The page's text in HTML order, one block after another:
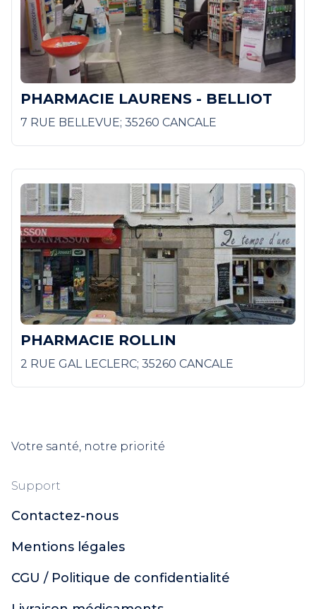
PHARMACIE LAURENS - BELLIOT
7 RUE BELLEVUE; 35260 CANCALE
PHARMACIE ROLLIN
2 RUE GAL LECLERC; 35260 CANCALE
Votre santé, notre priorité
Support
Contactez-nous
Mentions légales
CGU / Politique de confidentialité